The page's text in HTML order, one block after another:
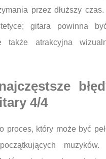
przez dłuższy
gitara powinna
także atrakcyjna
4/4
proces, który może być